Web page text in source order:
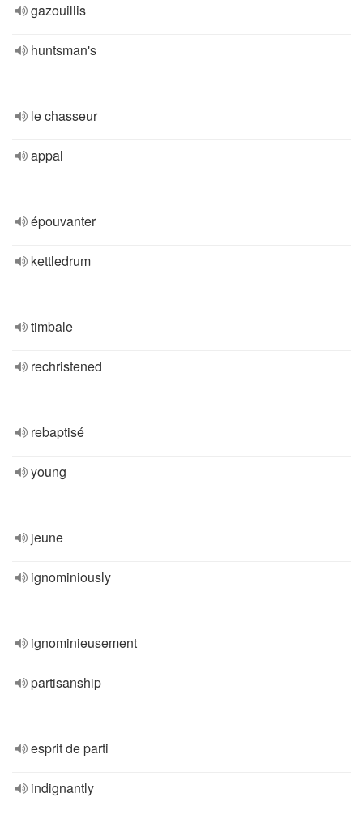
gazouillis
huntsman's
le chasseur
appal
épouvanter
kettledrum
timbale
rechristened
rebaptisé
young
jeune
ignominiously
ignominieusement
partisanship
esprit de parti
indignantly